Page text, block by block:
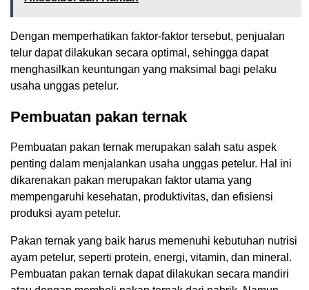
Dengan memperhatikan faktor-faktor tersebut, penjualan
telur dapat dilakukan secara optimal, sehingga dapat
menghasilkan keuntungan yang maksimal bagi pelaku
usaha unggas petelur.
Pembuatan pakan ternak
Pembuatan pakan ternak merupakan salah satu aspek
penting dalam menjalankan usaha unggas petelur. Hal ini
dikarenakan pakan merupakan faktor utama yang
mempengaruhi kesehatan, produktivitas, dan efisiensi
produksi ayam petelur.
Pakan ternak yang baik harus memenuhi kebutuhan nutrisi
ayam petelur, seperti protein, energi, vitamin, dan mineral.
Pembuatan pakan ternak dapat dilakukan secara mandiri